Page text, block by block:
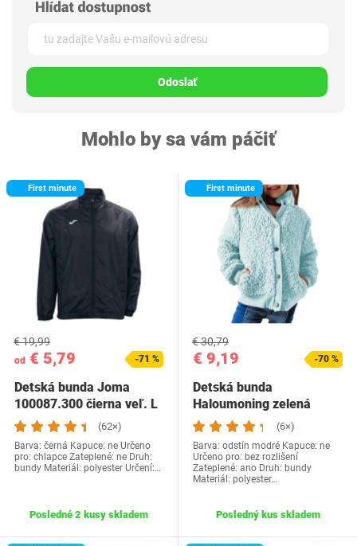
Odoslať
Mohlo by sa vám páčiť
First minute
od € 5,79
€ 19,99
-71 %
Detská bunda Joma
100087.300 čierna veľ. L
(62×)
Barva: černá Kapuce: ne Určeno
pro: chlapce Zateplené: ne Druh:
bundy Materiál: polyester Určení:…
Posledné 2 kusy skladem
First minute
€ 9,19
€ 30,79
-70 %
Detská bunda
Haloumoning zelená
(6×)
Barva: odstín modré Kapuce: ne
Určeno pro: bez rozlišení
Zateplené: ano Druh: bundy
Materiál: polyester…
Posledný kus skladem